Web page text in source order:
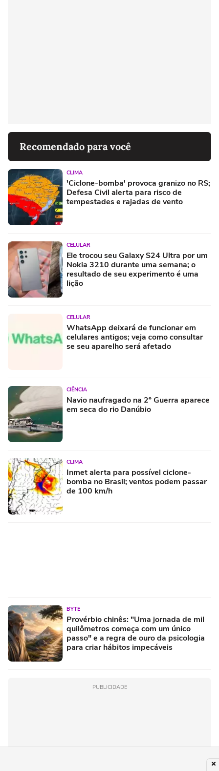
Recomendado para você
CLIMA
'Ciclone-bomba' provoca granizo no RS;
Defesa Civil alerta para risco de
tempestades e rajadas de vento
CELULAR
Ele trocou seu Galaxy S24 Ultra por um
Nokia 3210 durante uma semana; o
resultado de seu experimento é uma
lição
CELULAR
WhatsApp deixará de funcionar em
celulares antigos; veja como consultar
se seu aparelho será afetado
CIÊNCIA
Navio naufragado na 2º Guerra aparece
em seca do rio Danúbio
CLIMA
Inmet alerta para possível ciclone-
bomba no Brasil; ventos podem passar
de 100 km/h
BYTE
Provérbio chinês: "Uma jornada de mil
quilômetros começa com um único
passo" e a regra de ouro da psicologia
para criar hábitos impecáveis
PUBLICIDADE